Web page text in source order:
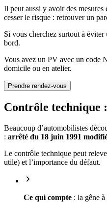
Il peut aussi y avoir des
cesser le risque : retrouver un
Si vous cherchez surtout à
bord.
Vous avez un PV avec un code
domicile ou en atelier.
Prendre rendez-vous
Contrôle technique
Beaucoup d’automobilistes
: arrêté du 18 juin 1991
Le contrôle technique peut
utile) et l’importance du défaut.
Ce qui compte : la gêne